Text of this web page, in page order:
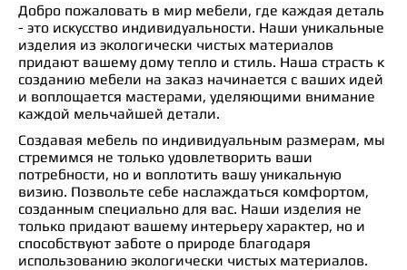
Добро пожаловать в мир мебели, где каждая деталь
- это искусство индивидуальности. Наши уникальные
изделия из экологически чистых материалов
придают вашему дому тепло и стиль. Наша страсть к
созданию мебели на заказ начинается с ваших идей
и воплощается мастерами, уделяющими внимание
каждой мельчайшей детали.
Создавая мебель по индивидуальным размерам, мы
стремимся не только удовлетворить ваши
потребности, но и воплотить вашу уникальную
визию. Позвольте себе наслаждаться комфортом,
созданным специально для вас. Наши изделия не
только придают вашему интерьеру характер, но и
способствуют заботе о природе благодаря
использованию экологически чистых материалов.